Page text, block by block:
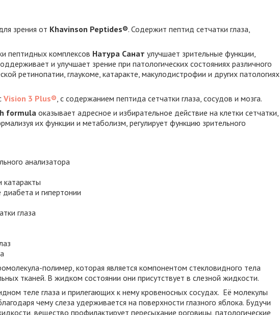
зрения от Khavinson Peptides®. Содержит пептид сетчатки глаза,
пептидных комплексов Натура Санат улучшает зрительные функции,
и улучшает зрение при патологических состояниях различного
ретинопатии, глаукоме, катаракте, макулодистрофии и других патологиях
Vision 3 Plus®, с содержанием пептида сетчатки глаза, сосудов и мозга.
formula оказывает адресное и избирательное действие на клетки сетчатки,
их функции и метаболизм, регулирует функцию зрительного
анализатора
катаракты
и гипертонии
глаза
полимер, которая является компонентом стекловидного тела
тканей. В жидком состоянии они присутствует в слезной жидкости.
теле глаза и прилегающих к нему кровеносных сосудах. Её молекулы
чему слеза удерживается на поверхности глазного яблока. Будучи
вещество профилактирует пересыхание роговицы, патологические